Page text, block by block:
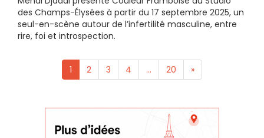
des Champs-Élysées à partir du 17 septembre 2025, un
seul-en-scène autour de l’infertilité masculine, entre
rire, foi et introspection.
1 2 3 4 ... 20 »